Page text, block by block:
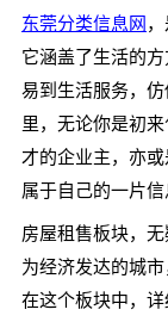
东莞分类信息网
它涵盖了生活的
易到生活服务，
里，无论你是初
才的企业主，亦
属于自己的一片信
房屋租售板块，
为经济发达的城市
在这个板块中，详